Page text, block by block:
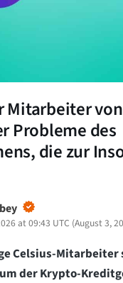
Mitarbeiter
Probleme des
die zur
at 09:43 UTC (August 3,
Celsius-Mitarbeiter
der Krypto-